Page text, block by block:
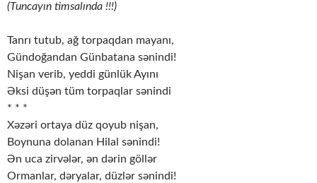
(Tuncayın timsalında !!!)
Tanrı tutub, ağ torpaqdan mayanı,
Gündoğandan Günbatana sənindi!
Nişan verib, yeddi günlük Ayını
Əksi düşən tüm torpaqlar sənindi
* * *
Xəzəri ortaya düz qoyub nişan,
Boynuna dolanan Hilal sənindi!
Ən uca zirvələr, ən dərin göllər
Ormanlar, dəryalar, düzlər sənindi!